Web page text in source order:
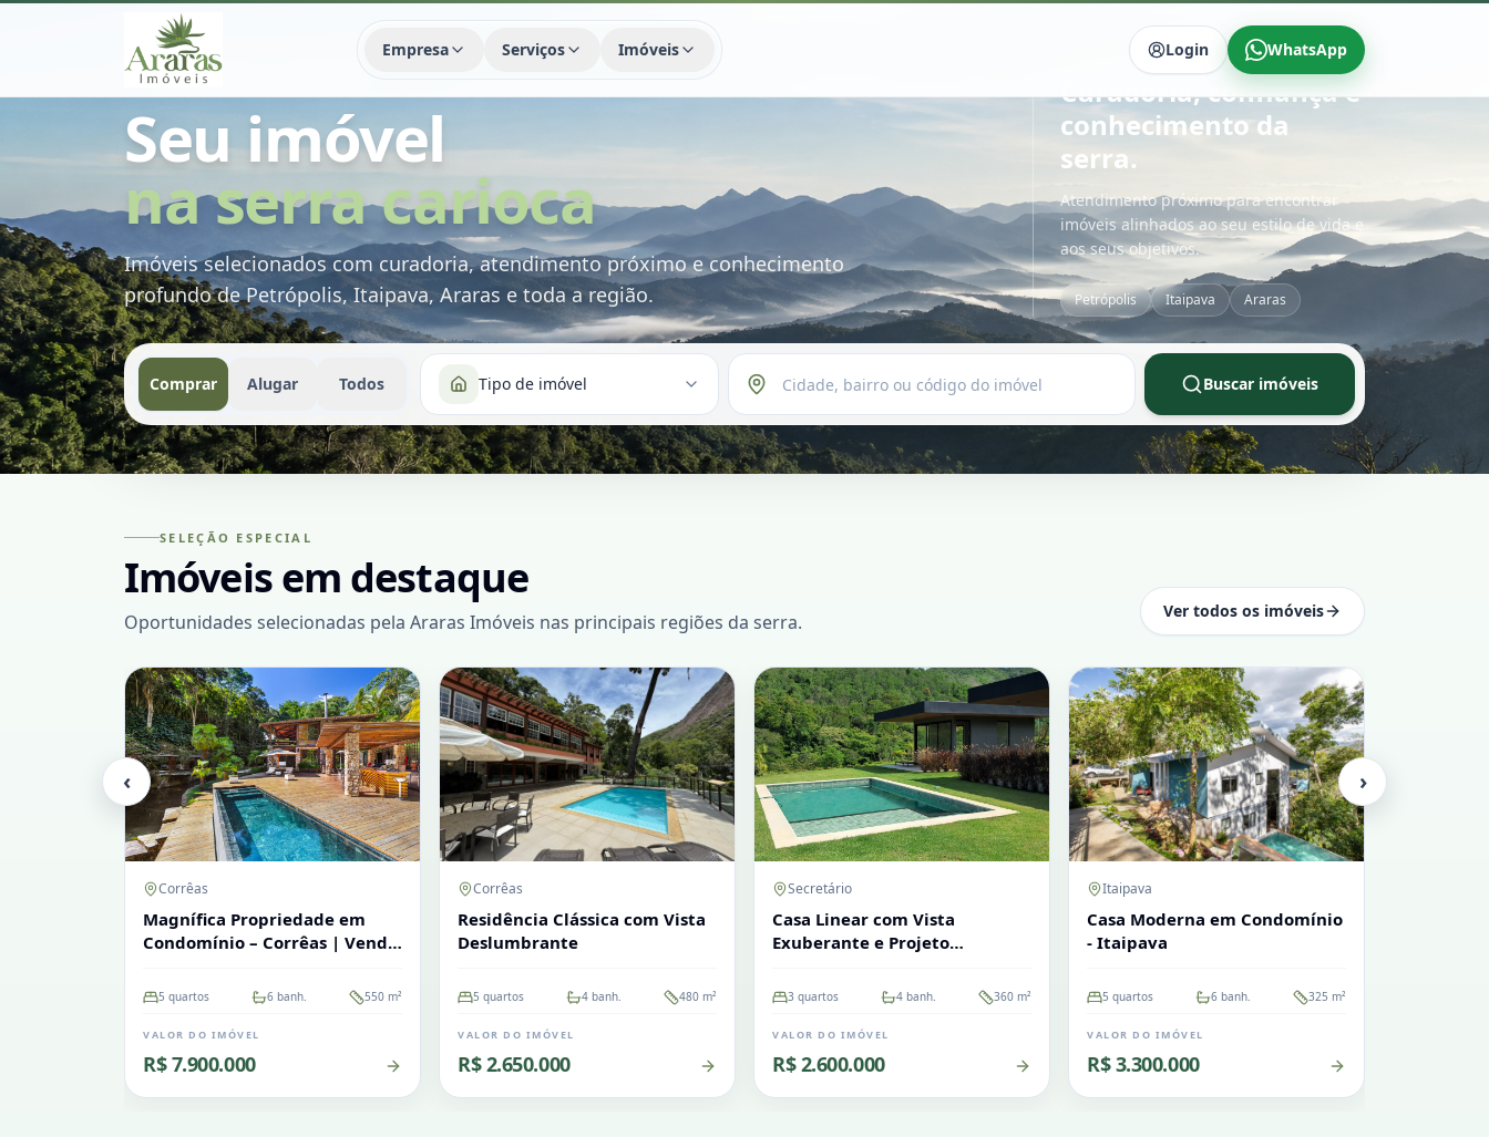
Empresa Serviços Imóveis Login WhatsApp
PETRÓPOLIS E REGIÃO
Seu imóvel
na serra carioca
Imóveis selecionados com curadoria, atendimento próximo e conhecimento
profundo de Petrópolis, Itaipava, Araras e toda a região.
ARARAS IMÓVEIS
Curadoria, confiança e
conhecimento da
serra.
Atendimento próximo para encontrar
imóveis alinhados ao seu estilo de vida e
aos seus objetivos.
Petrópolis Itaipava Araras
Comprar Alugar Todos Tipo de imóvel Buscar imóveis
SELEÇÃO ESPECIAL
Imóveis em destaque
Oportunidades selecionadas pela Araras Imóveis nas principais regiões da serra. Ver todos os imóveis
‹ ›
Corrêas
Magnífica Propriedade em
Condomínio – Corrêas | Venda
5 quartos 6 banh. 550 m²
VALOR DO IMÓVEL
R$ 7.900.000
Corrêas
Residência Clássica com Vista
Deslumbrante
5 quartos 4 banh. 480 m²
VALOR DO IMÓVEL
R$ 2.650.000
Secretário
Casa Linear com Vista
Exuberante e Projeto
3 quartos 4 banh. 360 m²
VALOR DO IMÓVEL
R$ 2.600.000
Itaipava
Casa Moderna em Condomínio
- Itaipava
5 quartos 6 banh. 325 m²
VALOR DO IMÓVEL
R$ 3.300.000